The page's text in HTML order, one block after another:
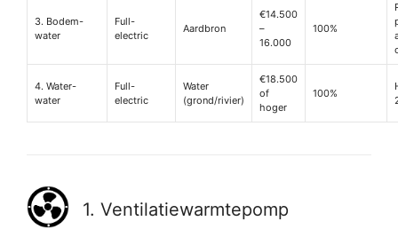
3. Bodem-
water
Full-
electric
Aardbron
€14.500
–
16.000
100%
4. Water-
water
Full-
electric
Water
(grond/rivier)
€18.500
of
hoger
100%
1. Ventilatiewarmtepomp